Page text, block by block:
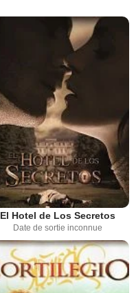
El Hotel de Los Secretos
Date de sortie inconnue